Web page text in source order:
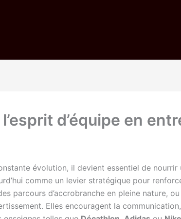
d’équipe en
évolution, il devient essentiel de
comme un levier stratégique pour
parcours d’accrobranche en pleine nature,
Elles encouragent la